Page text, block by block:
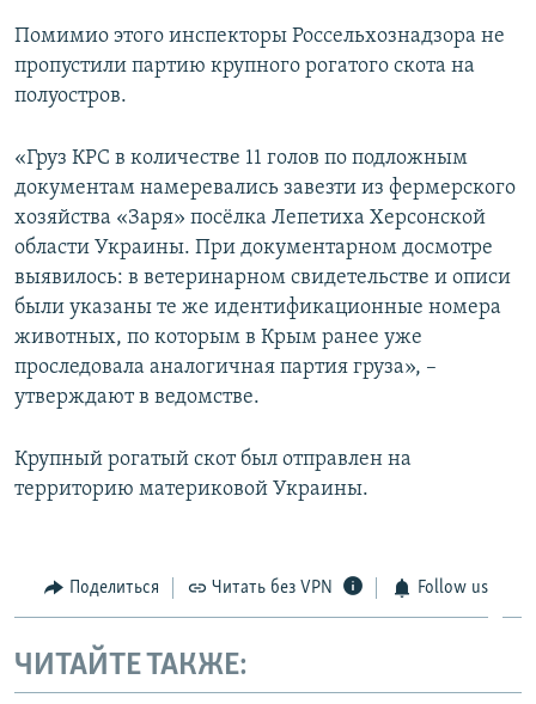
Помимио этого инспекторы Россельхознадзора не
пропустили партию крупного рогатого скота на
полуостров.
«Груз КРС в количестве 11 голов по подложным
документам намеревались завезти из фермерского
хозяйства «Заря» посёлка Лепетиха Херсонской
области Украины. При документарном досмотре
выявилось: в ветеринарном свидетельстве и описи
были указаны те же идентификационные номера
животных, по которым в Крым ранее уже
проследовала аналогичная партия груза», –
утверждают в ведомстве.
Крупный рогатый скот был отправлен на
территорию материковой Украины.
Поделиться Читать без VPN Follow us
ЧИТАЙТЕ ТАКЖЕ: